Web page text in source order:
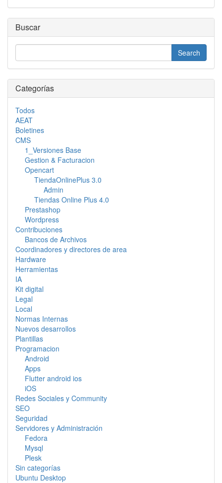
Buscar
Categorías
Todos
AEAT
Boletines
CMS
1_Versiones Base
Gestion & Facturacion
Opencart
TiendaOnlinePlus 3.0
Admin
Tiendas Online Plus 4.0
Prestashop
Wordpress
Contribuciones
Bancos de Archivos
Coordinadores y directores de area
Hardware
Herramientas
IA
Kit digital
Legal
Local
Normas Internas
Nuevos desarrollos
Plantillas
Programacion
Android
Apps
Flutter android ios
iOS
Redes Sociales y Community
SEO
Seguridad
Servidores y Administración
Fedora
Mysql
Plesk
Sin categorías
Ubuntu Desktop